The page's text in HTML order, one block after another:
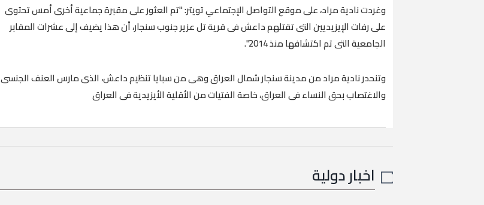
وغردت نادية مراد، على موقع التواصل الإجتماعي تويتر: "تم العثور على مقبرة جماعية أخرى أمس تحتوى
على رفات الإيزيديين التى تقتلهم داعش فى قرية تل عزير جنوب سنجار، أن هذا يضيف إلى عشرات المقابر
الجامعية التى تم اكتشافها منذ 2014".
وتنحدر نادية مراد من مدينة سنجار شمال العراق وهى من سبايا تنظيم داعش، الذى مارس العنف الجنسى
والاغتصاب بحق النساء فى العراق، خاصة الفتيات من الأقلية الأيزيدية فى العراق
اخبار دولية